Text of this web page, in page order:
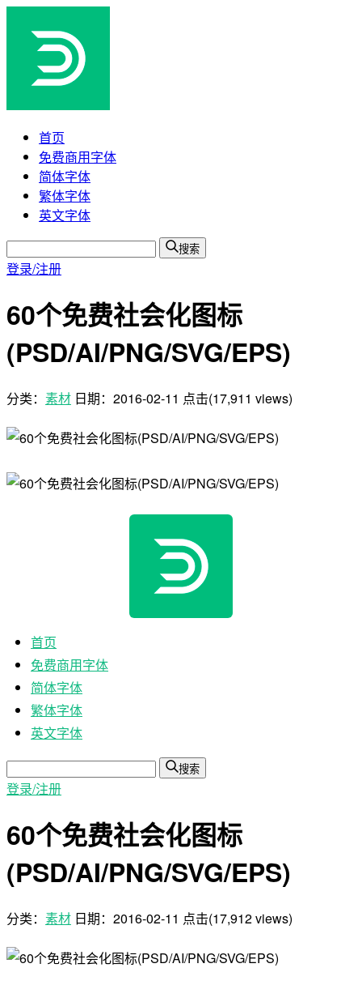
首页
免费商用字体
简体字体
繁体字体
英文字体
搜索
登录/注册
60个免费社会化图标
(PSD/AI/PNG/SVG/EPS)
分类： 素材 日期： 2016-02-11 点击(17,911 views)
首页
免费商用字体
简体字体
繁体字体
英文字体
搜索
登录/注册
60个免费社会化图标
(PSD/AI/PNG/SVG/EPS)
分类： 素材 日期： 2016-02-11 点击(17,912 views)